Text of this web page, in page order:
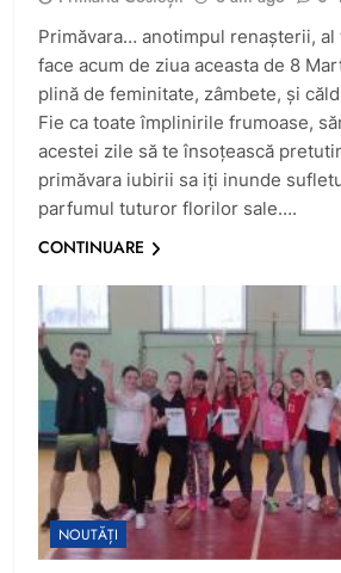
Primăvara… anotimpul renașterii, al
face acum de ziua aceasta de 8
plină de feminitate, zâmbete, și
Fie ca toate împlinirile frumoase,
acestei zile să te însoțească
primăvara iubirii sa iți inunde
parfumul tuturor florilor sale….
CONTINUARE
NOUTĂȚI